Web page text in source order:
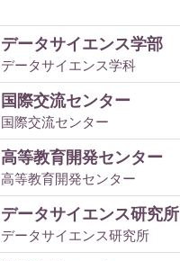
データサイエンス学部
データサイエンス学科
国際交流センター
国際交流センター
高等教育開発センター
高等教育開発センター
データサイエンス研究所
データサイエンス研究所